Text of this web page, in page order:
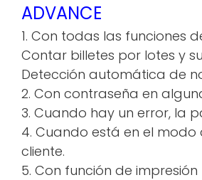
ADVANCE
1. Con todas las funciones
Contar billetes por lotes y
Detección automática de
2. Con contraseña en
3. Cuando hay un error, la
4. Cuando está en el
cliente.
5. Con función de